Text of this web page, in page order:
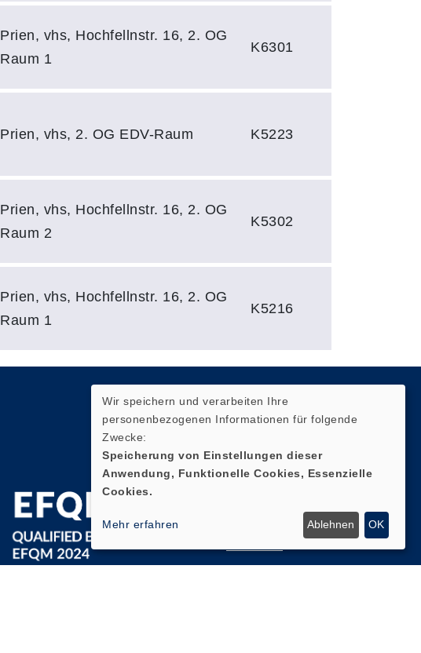
Prien, vhs, Hochfellnstr. 16, 2. OG
Raum 1
K6301
Prien, vhs, 2. OG EDV-Raum K5223
Prien, vhs, Hochfellnstr. 16, 2. OG
Raum 2
K5302
Prien, vhs, Hochfellnstr. 16, 2. OG
Raum 1
K5216
Quicklinks
Impressum
Datenschutz
Wir speichern und verarbeiten Ihre
personenbezogenen Informationen für folgende
Zwecke:
Speicherung von Einstellungen dieser
Anwendung, Funktionelle Cookies, Essenzielle
Cookies.
Mehr erfahren Ablehnen OK